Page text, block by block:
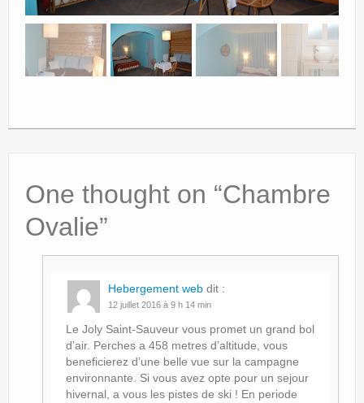
One thought on “Chambre
Ovalie”
Hebergement web dit :
12 juillet 2016 à 9 h 14 min
Le Joly Saint-Sauveur vous promet un grand bol
d’air. Perches a 458 metres d’altitude, vous
beneficierez d’une belle vue sur la campagne
environnante. Si vous avez opte pour un sejour
hivernal, a vous les pistes de ski ! En periode